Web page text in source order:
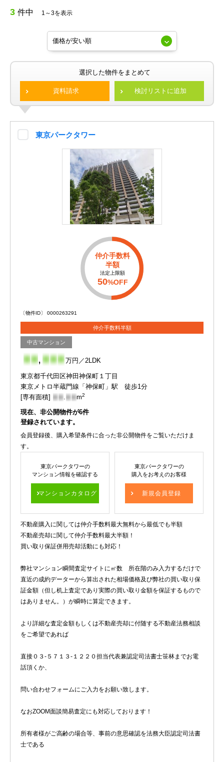
3 件中 1～3を表示
選択した物件をまとめて
資料請求 検討リストに追加
東京パークタワー
仲介手数料
半額
法定上限額
50%OFF
〔物件ID〕 0000263291
仲介手数料半額
中古マンション
- - ,- - - 万円／2LDK
東京都千代田区神田神保町１丁目
東京メトロ半蔵門線「神保町」駅 徒歩1分
[専有面積] - - .- - m2
現在、非公開物件が6件
登録されています。
会員登録後、購入希望条件に合った非公開物件をご覧いただけま
す。
東京パークタワーの
マンション情報を確認する
マンションカタログ
東京パークタワーの
購入をお考えのお客様
新規会員登録
不動産購入に関しては仲介手数料最大無料から最低でも半額
不動産売却に関して仲介手数料最大半額！
買い取り保証併用売却活動にも対応！
弊社マンション瞬間査定サイトに㎡数 所在階のみ入力するだけで
直近の成約データーから算出された相場価格及び弊社の買い取り保
証金額（但し机上査定であり実際の買い取り金額を保証するもので
はありません。）が瞬時に算定できます。
より詳細な査定金額もしくは不動産売却に付随する不動産法務相談
をご希望であれば
直接０３-５７１３-１２２０担当代表兼認定司法書士笹林までお電
話頂くか、
問い合わせフォームにご入力をお願い致します。
なおZOOM面談簡易査定にも対応しております！
所有者様がご高齢の場合等、事前の意思確認を法務大臣認定司法書
士である